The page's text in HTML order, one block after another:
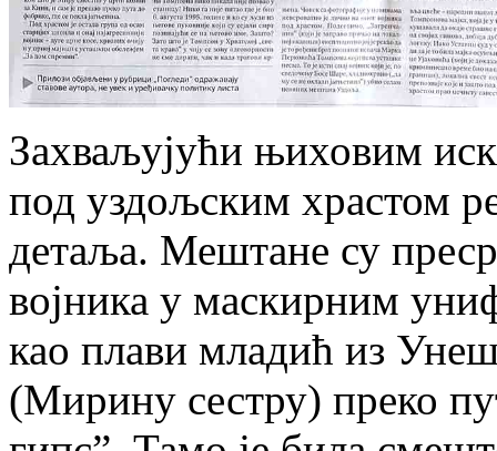
Захваљујући њиховим
под уздољским храстом
детаља. Мештане су
војника у маскирним
као плави младић из
(Мирину сестру) преко